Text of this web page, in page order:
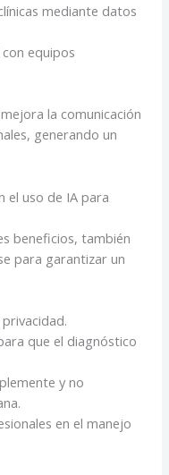
mediante datos
equipos
la comunicación
generando un
el uso de IA para
beneficios, también
para garantizar un
que el diagnóstico
y no
en el manejo